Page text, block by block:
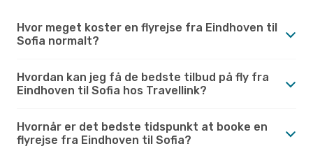
Hvor meget koster en flyrejse fra Eindhoven til
Sofia normalt?
Hvordan kan jeg få de bedste tilbud på fly fra
Eindhoven til Sofia hos Travellink?
Hvornår er det bedste tidspunkt at booke en
flyrejse fra Eindhoven til Sofia?